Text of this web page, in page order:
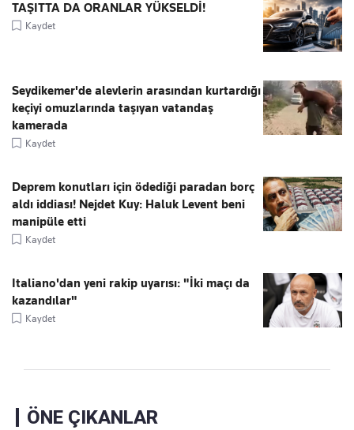
TAŞITTA DA ORANLAR YÜKSELDİ!
Kaydet
Seydikemer'de alevlerin arasından kurtardığı
keçiyi omuzlarında taşıyan vatandaş
kamerada
Kaydet
Deprem konutları için ödediği paradan borç
aldı iddiası! Nejdet Kuy: Haluk Levent beni
manipüle etti
Kaydet
Italiano'dan yeni rakip uyarısı: "İki maçı da
kazandılar"
Kaydet
ÖNE ÇIKANLAR